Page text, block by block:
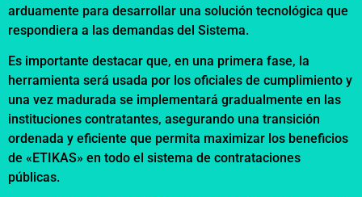
arduamente para desarrollar una solución tecnológica que
respondiera a las demandas del Sistema.
Es importante destacar que, en una primera fase, la
herramienta será usada por los oficiales de cumplimiento y
una vez madurada se implementará gradualmente en las
instituciones contratantes, asegurando una transición
ordenada y eficiente que permita maximizar los beneficios
de «ETIKAS» en todo el sistema de contrataciones
públicas.